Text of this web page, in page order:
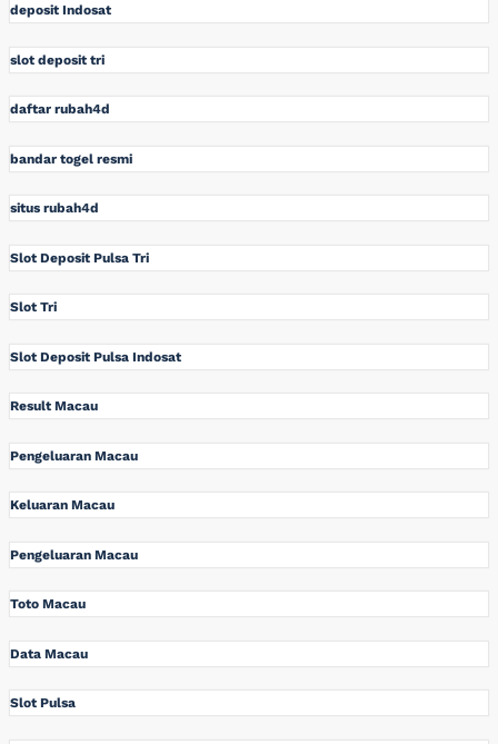
deposit Indosat
slot deposit tri
daftar rubah4d
bandar togel resmi
situs rubah4d
Slot Deposit Pulsa Tri
Slot Tri
Slot Deposit Pulsa Indosat
Result Macau
Pengeluaran Macau
Keluaran Macau
Pengeluaran Macau
Toto Macau
Data Macau
Slot Pulsa